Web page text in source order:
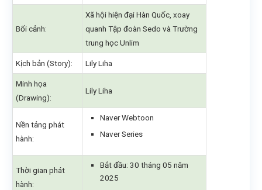
Bối cảnh:
Xã hội hiện đại Hàn Quốc, xoay
quanh Tập đoàn Sedo và Trường
trung học Unlim
Kịch bản (Story): Lily Liha
Minh họa
(Drawing):
Lily Liha
Nền tảng phát
hành:
Naver Webtoon
Naver Series
Thời gian phát
hành:
Bắt đầu: 30 tháng 05 năm
2025